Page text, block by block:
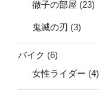
徹子の部屋 (23)
鬼滅の刃 (3)
バイク (6)
女性ライダー (4)